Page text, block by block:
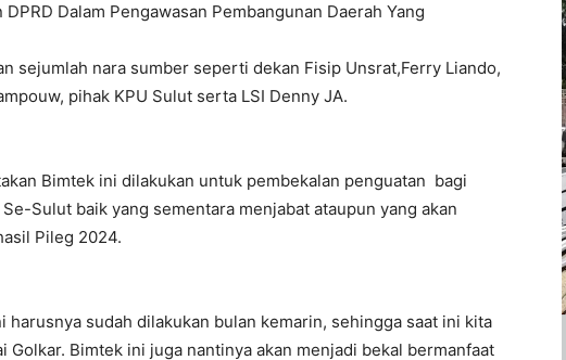
Dalam Pengawasan Pembangunan Daerah Yang
sejumlah nara sumber seperti dekan Fisip Unsrat,Ferry Liando,
pihak KPU Sulut serta LSI Denny JA.
Bimtek ini dilakukan untuk pembekalan penguatan bagi
Sulut baik yang sementara menjabat ataupun yang akan
Pileg 2024.
harusnya sudah dilakukan bulan kemarin, sehingga saat ini kita
Bimtek ini juga nantinya akan menjadi bekal bermanfaat